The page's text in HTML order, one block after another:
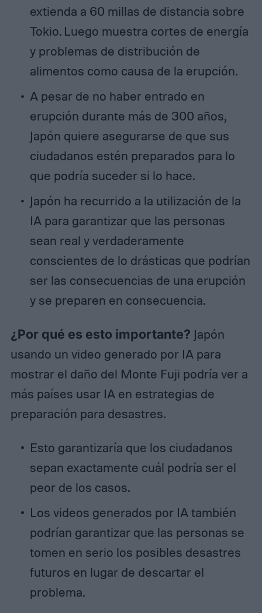
extienda a 60 millas de distancia sobre
Tokio. Luego muestra cortes de energía
y problemas de distribución de
alimentos como causa de la erupción.
A pesar de no haber entrado en
erupción durante más de 300 años,
Japón quiere asegurarse de que sus
ciudadanos estén preparados para lo
que podría suceder si lo hace.
Japón ha recurrido a la utilización de la
IA para garantizar que las personas
sean real y verdaderamente
conscientes de lo drásticas que podrían
ser las consecuencias de una erupción
y se preparen en consecuencia.
¿Por qué es esto importante? Japón
usando un video generado por IA para
mostrar el daño del Monte Fuji podría ver a
más países usar IA en estrategias de
preparación para desastres.
Esto garantizaría que los ciudadanos
sepan exactamente cuál podría ser el
peor de los casos.
Los videos generados por IA también
podrían garantizar que las personas se
tomen en serio los posibles desastres
futuros en lugar de descartar el
problema.